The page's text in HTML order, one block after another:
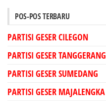
POS-POS TERBARU
PARTISI GESER CILEGON
PARTISI GESER TANGGERANG
PARTISI GESER SUMEDANG
PARTISI GESER MAJALENGKA